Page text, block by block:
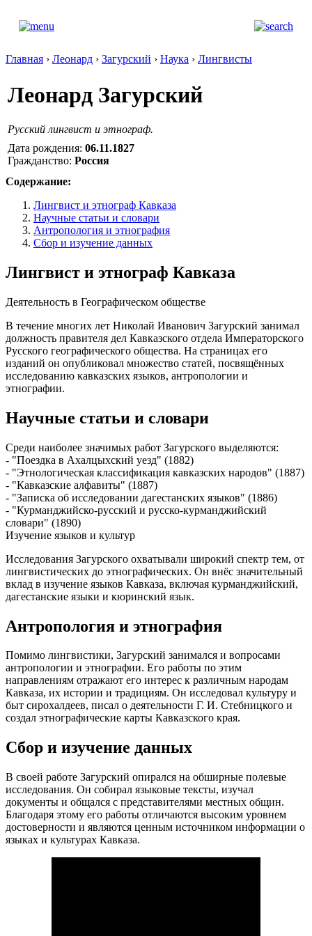
Главная › Леонард › Загурский › Наука › Лингвисты
Леонард Загурский
Русский лингвист и этнограф.
Дата рождения: 06.11.1827
Гражданство: Россия
Содержание:
Лингвист и этнограф Кавказа
Научные статьи и словари
Антропология и этнография
Сбор и изучение данных
Лингвист и этнограф Кавказа
Деятельность в Географическом обществе
В течение многих лет Николай Иванович Загурский занимал
должность правителя дел Кавказского отдела Императорского
Русского географического общества. На страницах его
изданий он опубликовал множество статей, посвящённых
исследованию кавказских языков, антропологии и
этнографии.
Научные статьи и словари
Среди наиболее значимых работ Загурского выделяются:
- "Поездка в Ахалцыхский уезд" (1882)
- "Этнологическая классификация кавказских народов" (1887)
- "Кавказские алфавиты" (1887)
- "Записка об исследовании дагестанских языков" (1886)
- "Курманджийско-русский и русско-курманджийский
словари" (1890)
Изучение языков и культур
Исследования Загурского охватывали широкий спектр тем, от
лингвистических до этнографических. Он внёс значительный
вклад в изучение языков Кавказа, включая курманджийский,
дагестанские языки и кюринский язык.
Антропология и этнография
Помимо лингвистики, Загурский занимался и вопросами
антропологии и этнографии. Его работы по этим
направлениям отражают его интерес к различным народам
Кавказа, их истории и традициям. Он исследовал культуру и
быт сирохалдеев, писал о деятельности Г. И. Стебницкого и
создал этнографические карты Кавказского края.
Сбор и изучение данных
В своей работе Загурский опирался на обширные полевые
исследования. Он собирал языковые тексты, изучал
документы и общался с представителями местных общин.
Благодаря этому его работы отличаются высоким уровнем
достоверности и являются ценным источником информации о
языках и культурах Кавказа.